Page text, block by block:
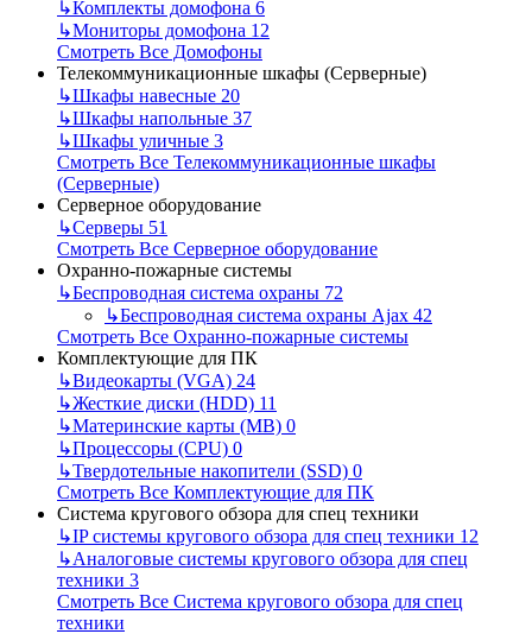
↳Комплекты домофона 6
↳Мониторы домофона 12
Смотреть Все Домофоны
Телекоммуникационные шкафы (Серверные)
↳Шкафы навесные 20
↳Шкафы напольные 37
↳Шкафы уличные 3
Смотреть Все Телекоммуникационные шкафы
(Серверные)
Серверное оборудование
↳Серверы 51
Смотреть Все Серверное оборудование
Охранно-пожарные системы
↳Беспроводная система охраны 72
↳Беспроводная система охраны Ajax 42
Смотреть Все Охранно-пожарные системы
Комплектующие для ПК
↳Видеокарты (VGA) 24
↳Жесткие диски (HDD) 11
↳Материнские карты (MB) 0
↳Процессоры (CPU) 0
↳Твердотельные накопители (SSD) 0
Смотреть Все Комплектующие для ПК
Система кругового обзора для спец техники
↳IP системы кругового обзора для спец техники 12
↳Аналоговые системы кругового обзора для спец
техники 3
Смотреть Все Система кругового обзора для спец
техники